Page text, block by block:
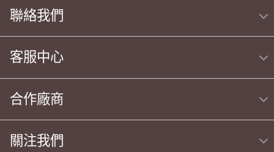
聯絡我們
客服中心
合作廠商
關注我們